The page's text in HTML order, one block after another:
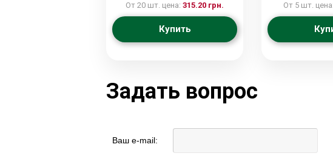
От 20 шт. цена: 315.20 грн.
Купить
От 5 шт. цена:
Задать вопрос
Ваш e-mail: